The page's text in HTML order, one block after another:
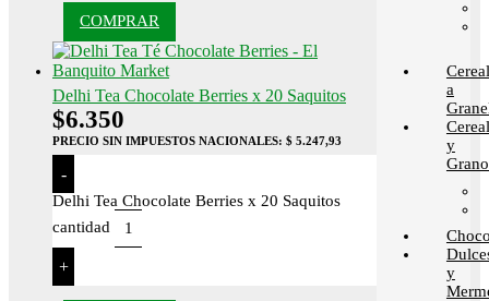
COMPRAR
Delhi Tea Chocolate Berries x 20 Saquitos
$6.350
PRECIO SIN IMPUESTOS NACIONALES: $ 5.247,93
-
Delhi Tea Chocolate Berries x 20 Saquitos
cantidad
+
a
y
y